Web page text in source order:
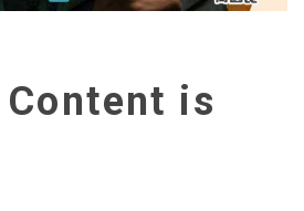
Content is